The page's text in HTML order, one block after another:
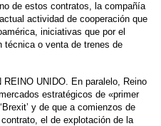
de estos contratos, la compañía
actividad de cooperación que
iniciativas que por el
técnica o venta de trenes de
UNIDO. En paralelo, Reino
estratégicos de «primer
y de que a comienzos de
el de explotación de la